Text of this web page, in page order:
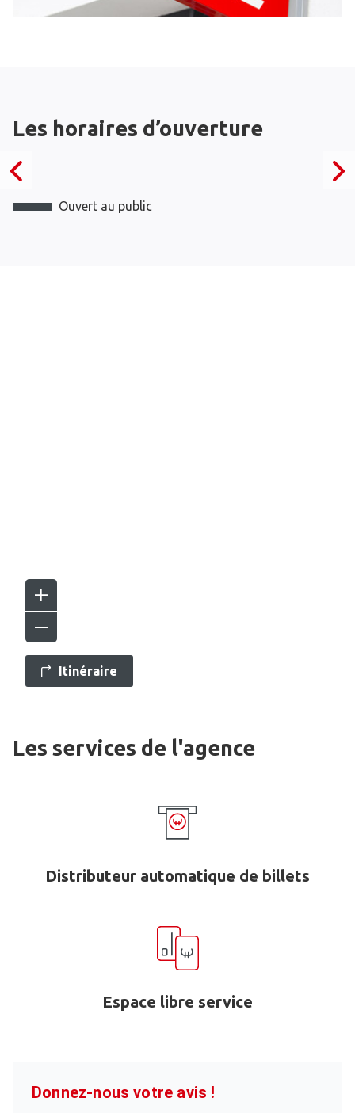
Les horaires d’ouverture
Ouvert au public
Itinéraire
Les services de l'agence
Distributeur automatique de billets
Espace libre service